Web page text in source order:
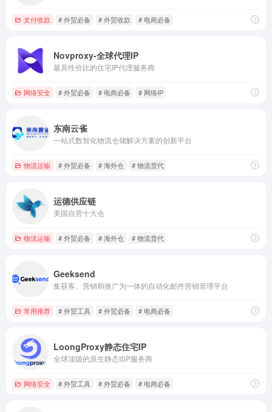
支付收款 # 外贸必备 # 外贸收款 # 电商必备
Novproxy-全球代理IP
最具性价比的住宅IP代理服务商
网络安全 # 外贸必备 # 电商必备 # 网络IP
东南云雀
一站式数智化物流仓储解决方案的创新平台
物流运输 # 外贸必备 # 海外仓 # 物流货代
运德供应链
美国自营十大仓
物流运输 # 外贸必备 # 海外仓 # 物流货代
Geeksend
集获客、营销和推广为一体的自动化邮件营销管理平台
常用推荐 # 外贸工具 # 外贸必备 # 电商必备
LoongProxy静态住宅IP
全球顶级的原生静态ISP服务商
网络安全 # 外贸工具 # 外贸必备 # 电商必备